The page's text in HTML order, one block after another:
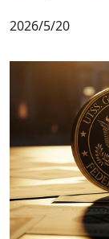
2026/5/20